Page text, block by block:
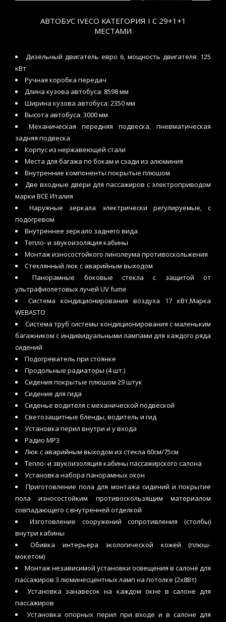
АВТОБУС IVECO КАТЕГОРИЯ I С 29+1+1
МЕСТАМИ
Дизельный двигатель евро 6, мощность двигателя: 125
кВт
Ручная коробка передач
Длина кузова автобуса: 8598 мм
Ширина кузова автобуса: 2350 мм
Высота автобуса: 3000 мм
Механическая передняя подвеска, пневматическая
задняя подвеска
Корпус из нержавеющей стали
Места для багажа по бокам и сзади из алюминия
Внутренние компоненты покрытые плюшом
Две входные двери для пассажиров с электроприводом
марки BCE Италия
Наружные зеркала электрически регулируемые, с
подогревом
Внутреннее зеркало заднего вида
Тепло- и звукоизоляция кабины
Монтаж износостойкого линолеума противоскольжения
Стеклянный люк с аварийным выходом
Панорамные боковые стекла с защитой от
ультрафиолетовых лучей UV fume
Система кондиционирования воздуха 17 кВт,Марка
WEBASTO
Система труб системы кондиционирования с маленьким
багажником с индивидуальными лампами для каждого ряда
сидений
Подогреватель при стоянке
Продольные радиаторы (4 шт.)
Сидения покрытые плюшом 29 штук
Сидение для гида
Сиденье водителя с механической подвеской
Светозащитные бленды, водитель и гид
Установка перил внутри и у входа
Радио MP3
Люк с аварийным выходом из стекла 60см/75см
Тепло- и звукоизоляция кабины пассажирского салона
Установка набора панорамных окон
Приготовление пола для монтажа сидений и покрытие
пола износостойким противоскользящим материалом
совпадающего с внутренней отделкой
Изготовление сооружений сопротивления (столбы)
внутри кабины
Обивка интерьера экологической кожей (плюш-
мокетом)
Монтаж независимой установки освещения в салоне для
пассажиров 3 люминесцентных ламп на потолке (2x8Вт)
Установка занавесок на каждом окне в салоне для
пассажиров
Установка опорных перил при входе и в салоне для